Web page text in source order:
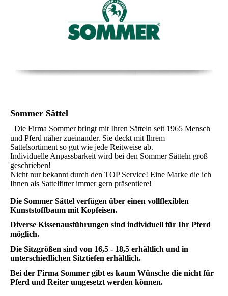
Sommer Sättel
Die Firma Sommer bringt mit Ihren Sätteln seit 1965 Mensch
und Pferd näher zueinander. Sie deckt mit Ihrem
Sattelsortiment so gut wie jede Reitweise ab.
Individuelle Anpassbarkeit wird bei den Sommer Sätteln groß
geschrieben!
Nicht nur bekannt durch den TOP Service! Eine Marke die ich
Ihnen als Sattelfitter immer gern präsentiere!
Die Sommer Sättel verfügen über einen vollflexiblen
Kunststoffbaum mit Kopfeisen.
Diverse Kissenausführungen sind individuell für Ihr Pferd
möglich.
Die Sitzgrößen sind von 16,5 - 18,5 erhältlich und in
unterschiedlichen Sitztiefen erhältlich.
Bei der Firma Sommer gibt es kaum Wünsche die nicht für
Pferd und Reiter umgesetzt werden können.